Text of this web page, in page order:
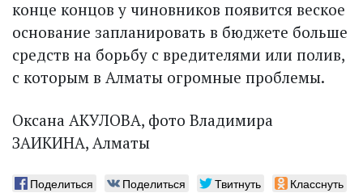
конце концов у чиновников появится веское
основание запланировать в бюджете больше
средств на борьбу с вредителями или полив,
с которым в Алматы огромные проблемы.
Оксана АКУЛОВА, фото Владимира
ЗАИКИНА, Алматы
Поделиться Поделиться Твитнуть Класснуть